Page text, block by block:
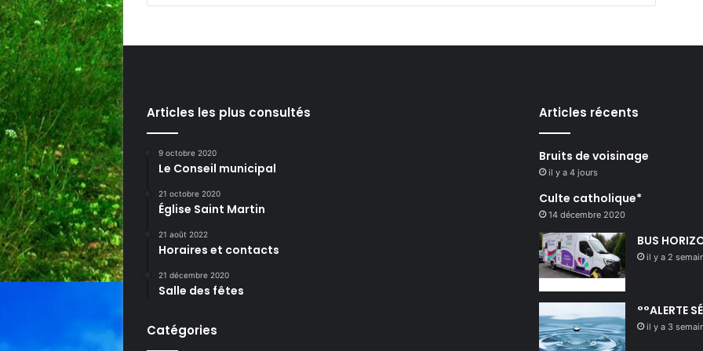
Articles les plus consultés
9 octobre 2020
Le Conseil municipal
21 octobre 2020
Église Saint Martin
21 août 2022
Horaires et contacts
21 décembre 2020
Salle des fêtes
Catégories
Articles récents
Bruits de voisinage
il y a 4 jours
Culte catholique*
14 décembre 2020
BUS
il y a 2
°°ALERTE
il y a 3